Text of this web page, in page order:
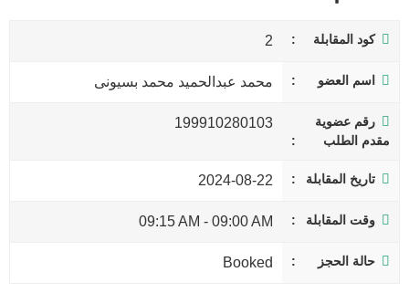
كود المقابلة 2
اسم العضو محمد عبدالحميد محمد بسيونى
رقم عضوية
مقدم الطلب
199910280103
تاريخ المقابلة 2024-08-22
وقت المقابلة 09:00 AM
-
09:15 AM
حالة الحجز Booked